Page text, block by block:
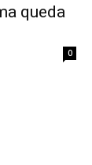
queda
0